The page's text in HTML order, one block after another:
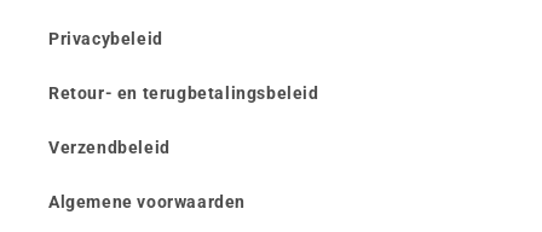
Privacybeleid
Retour- en terugbetalingsbeleid
Verzendbeleid
Algemene voorwaarden